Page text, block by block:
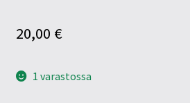
20,00 €
1 varastossa